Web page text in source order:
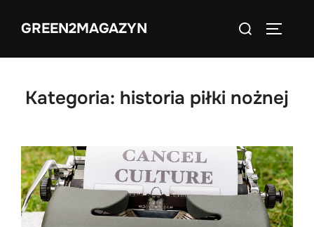
GREEN2MAGAZYN
Search
Kategoria: historia piłki nożnej